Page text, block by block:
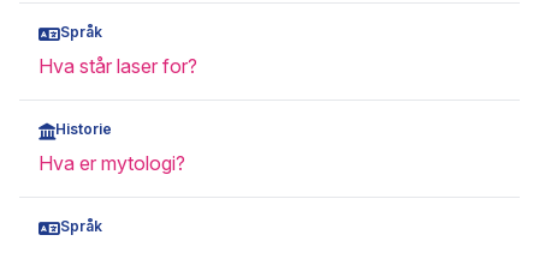
Språk
Hva står laser for?
Historie
Hva er mytologi?
Språk